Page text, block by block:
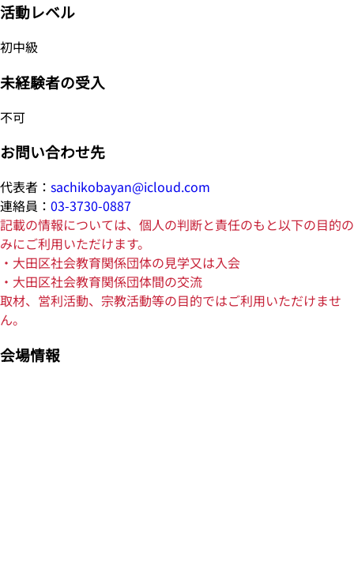
活動レベル
初中級
未経験者の受入
不可
お問い合わせ先
代表者： sachikobayan@icloud.com
連絡員： 03-3730-0887
記載の情報については、個人の判断と責任のもと以下の目的の
みにご利用いただけます。
・大田区社会教育関係団体の見学又は入会
・大田区社会教育関係団体間の交流
取材、営利活動、宗教活動等の目的ではご利用いただけませ
ん。
会場情報